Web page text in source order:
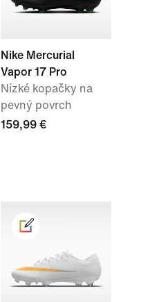
Nike Mercurial
Vapor 17 Pro
Nízké kopačky na
pevný povrch
159,99 €